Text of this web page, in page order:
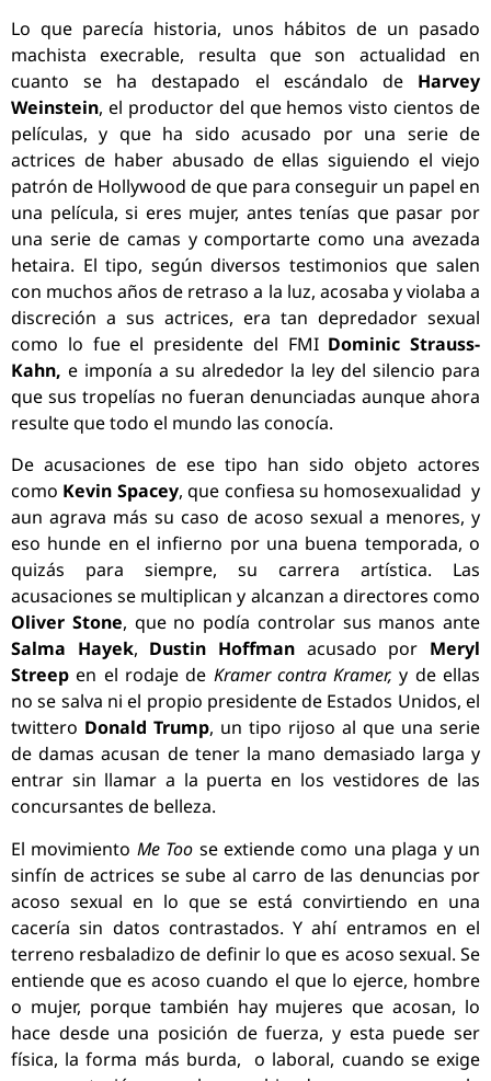
Lo que parecía historia, unos hábitos de un pasado
machista execrable, resulta que son actualidad en
cuanto se ha destapado el escándalo de Harvey
Weinstein, el productor del que hemos visto cientos de
películas, y que ha sido acusado por una serie de
actrices de haber abusado de ellas siguiendo el viejo
patrón de Hollywood de que para conseguir un papel en
una película, si eres mujer, antes tenías que pasar por
una serie de camas y comportarte como una avezada
hetaira. El tipo, según diversos testimonios que salen
con muchos años de retraso a la luz, acosaba y violaba a
discreción a sus actrices, era tan depredador sexual
como lo fue el presidente del FMI Dominic Strauss-
Kahn, e imponía a su alrededor la ley del silencio para
que sus tropelías no fueran denunciadas aunque ahora
resulte que todo el mundo las conocía.
De acusaciones de ese tipo han sido objeto actores
como Kevin Spacey, que confiesa su homosexualidad y
aun agrava más su caso de acoso sexual a menores, y
eso hunde en el infierno por una buena temporada, o
quizás para siempre, su carrera artística. Las
acusaciones se multiplican y alcanzan a directores como
Oliver Stone, que no podía controlar sus manos ante
Salma Hayek, Dustin Hoffman acusado por Meryl
Streep en el rodaje de Kramer contra Kramer, y de ellas
no se salva ni el propio presidente de Estados Unidos, el
twittero Donald Trump, un tipo rijoso al que una serie
de damas acusan de tener la mano demasiado larga y
entrar sin llamar a la puerta en los vestidores de las
concursantes de belleza.
El movimiento Me Too se extiende como una plaga y un
sinfín de actrices se sube al carro de las denuncias por
acoso sexual en lo que se está convirtiendo en una
cacería sin datos contrastados. Y ahí entramos en el
terreno resbaladizo de definir lo que es acoso sexual. Se
entiende que es acoso cuando el que lo ejerce, hombre
o mujer, porque también hay mujeres que acosan, lo
hace desde una posición de fuerza, y esta puede ser
física, la forma más burda, o laboral, cuando se exige